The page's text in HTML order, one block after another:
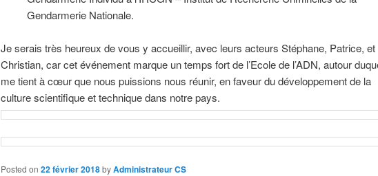
Gendarmerie Nationale.
Je serais très heureux de vous y accueillir, avec leurs acteurs Stéphane, Patrice, et
Christian, car cet événement marque un temps fort de l’Ecole de l’ADN, autour
me tient à cœur que nous puissions nous réunir, en faveur du développement de la
culture scientifique et technique dans notre pays.
Posted on 22 février 2018byAdministrateur CS